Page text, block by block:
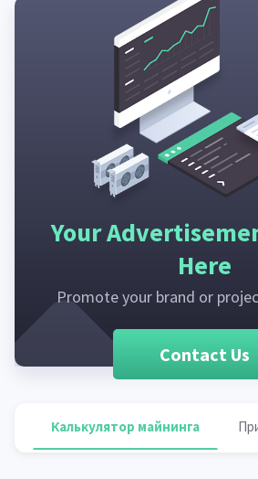
Your
Here
Promote your brand or
Contact Us
Калькулятор майнинга